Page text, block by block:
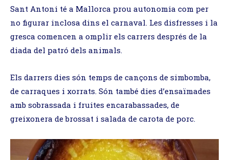
Sant Antoni té a Mallorca prou autonomia com per
no figurar inclosa dins el carnaval. Les disfresses i la
gresca comencen a omplir els carrers després de la
diada del patró dels animals.
Els darrers dies són temps de cançons de simbomba,
de carraques i xorrats. Són també dies d’ensaïmades
amb sobrassada i fruites encarabassades, de
greixonera de brossat i salada de carota de porc.